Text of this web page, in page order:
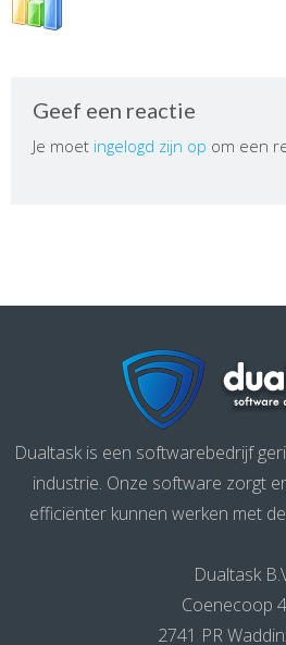
Geef een reactie
Je moet ingelogd zijn op om een
Dualtask is een softwarebedrijf
industrie. Onze software zorgt
efficiënter kunnen werken met
Dualtask
Coenecoop
2741 PR